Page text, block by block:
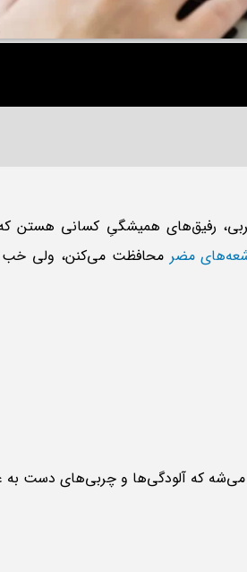
رفیق‌های همیشگیِ کسانی هستن
مضر محافظت می‌کنن، ولی
که آلودگی‌ها و چربی‌های دست به